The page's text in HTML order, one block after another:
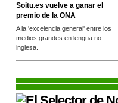
Soitu.es vuelve a ganar el
premio de la ONA
A la 'excelencia general' entre los
medios grandes en lengua no
inglesa.